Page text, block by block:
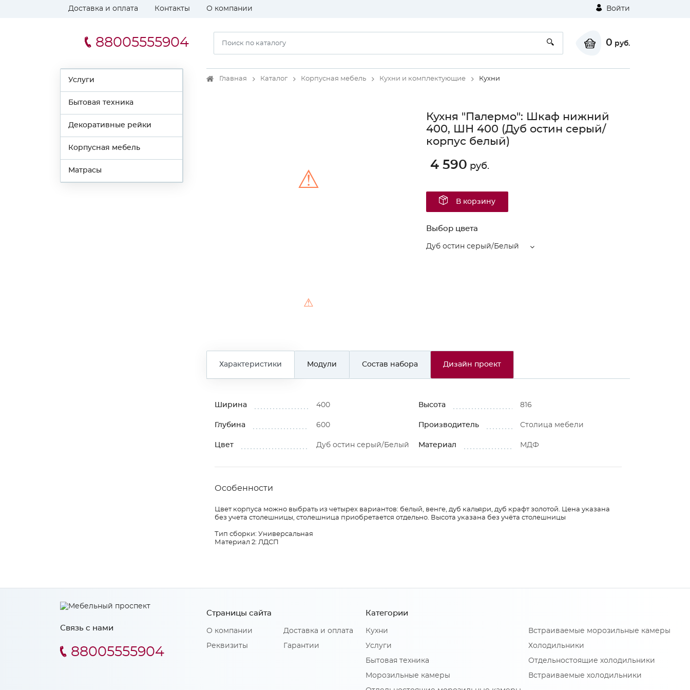
Доставка и оплата Контакты О компании Войти
88005555904 0 руб.
Услуги
Бытовая техника
Декоративные рейки
Корпусная мебель
Матрасы
Главная Каталог Корпусная мебель Кухни и комплектующие Кухни
⚠
⚠
Кухня "Палермо": Шкаф нижний
400, ШН 400 (Дуб остин серый/
корпус белый)
4 590 руб.
В корзину
Выбор цвета
Дуб остин серый/Белый
Характеристики Модули Состав набора Дизайн проект
Ширина 400 Высота 816
Глубина 600 Производитель Столица мебели
Цвет Дуб остин серый/Белый Материал МДФ
Особенности
Цвет корпуса можно выбрать из четырех вариантов: белый, венге, дуб кальяри, дуб крафт золотой. Цена указана
без учета столешницы, столешница приобретается отдельно. Высота указана без учёта столешницы
Тип сборки: Универсальная
Материал 2: ЛДСП
Связь с нами
88005555904
Страницы сайта
О компании
Реквизиты
Доставка и оплата
Гарантии
Категории
Кухни
Услуги
Бытовая техника
Морозильные камеры
Встраиваемые морозильные камеры
Холодильники
Отдельностоящие холодильники
Встраиваемые холодильники